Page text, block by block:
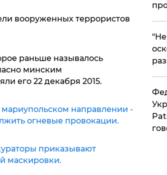
вооруженных террористов
раньше называлось
минским
его 22 декабря 2015.
направлении -
огневые провокации.
приказывают
маскировки.